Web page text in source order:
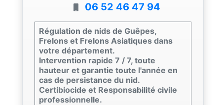
06 52 46 47 94
Régulation de nids de Guêpes,
Frelons et Frelons Asiatiques dans
votre département.
Intervention rapide 7 / 7, toute
hauteur et garantie toute l'année en
cas de persistance du nid.
Certibiocide et Responsabilité civile
professionnelle.